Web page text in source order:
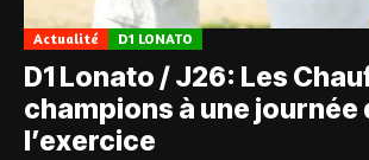
Actualité D1 LONATO
D1 Lonato / J26: Les
champions à une journée
l’exercice